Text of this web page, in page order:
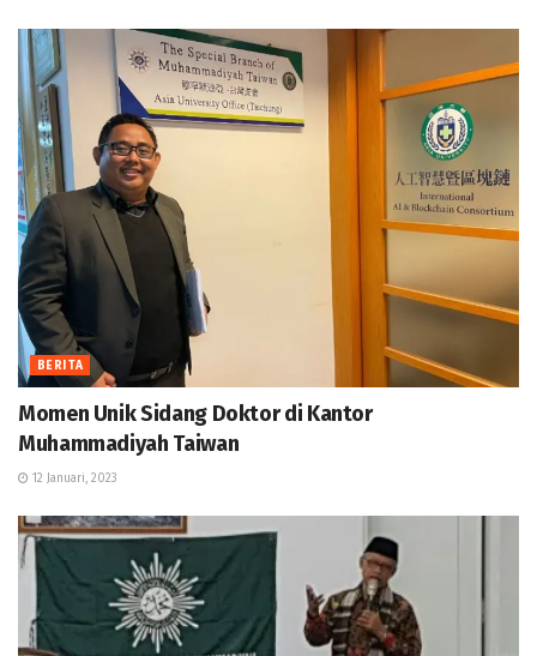
BERITA
Momen Unik Sidang Doktor di Kantor
Muhammadiyah Taiwan
12 Januari, 2023